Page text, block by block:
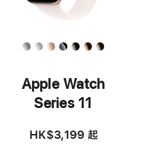
Apple Watch
Series 11
HK$3,199起